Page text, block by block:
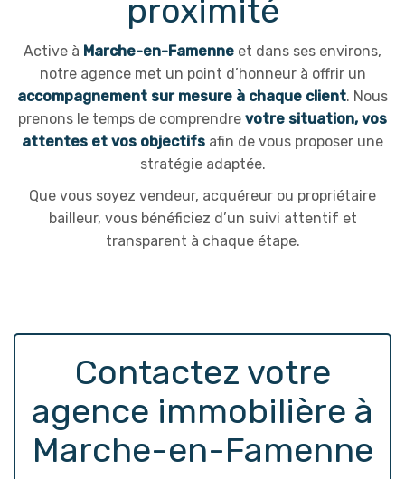
proximité
Active à Marche-en-Famenne et dans ses environs,
notre agence met un point d’honneur à offrir un
accompagnement sur mesure à chaque client. Nous
prenons le temps de comprendre votre situation, vos
attentes et vos objectifs afin de vous proposer une
stratégie adaptée.
Que vous soyez vendeur, acquéreur ou propriétaire
bailleur, vous bénéficiez d’un suivi attentif et
transparent à chaque étape.
Contactez votre
agence immobilière à
Marche-en-Famenne